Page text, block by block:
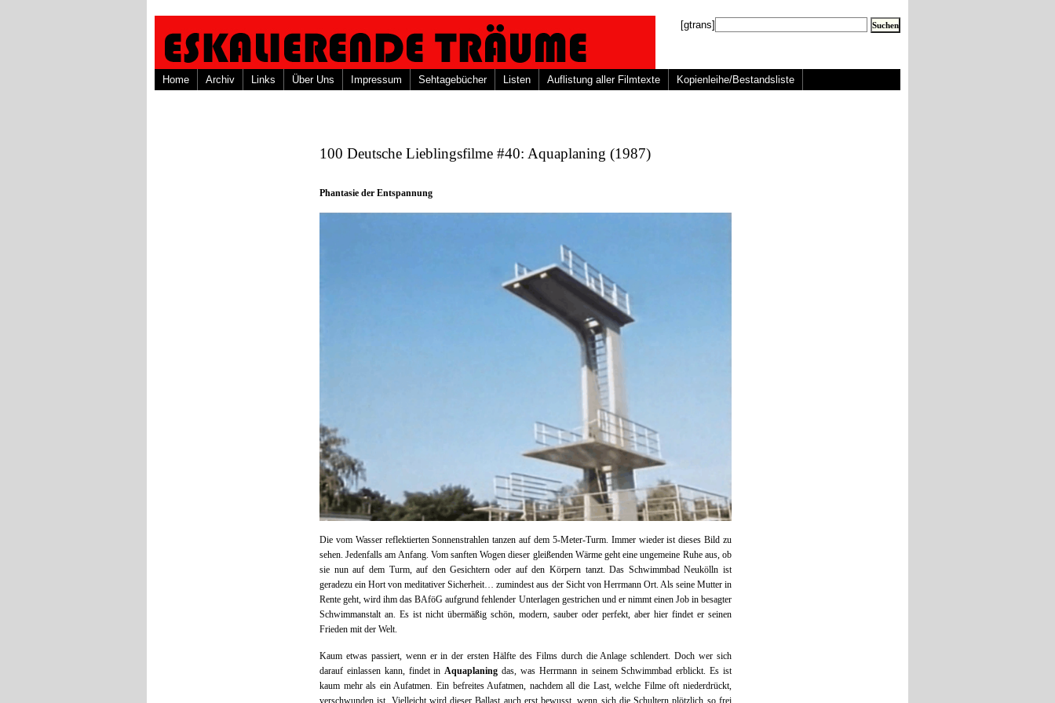
[gtrans]
Home Archiv Links Über Uns Impressum Sehtagebücher Listen Auflistung aller Filmtexte Kopienleihe/Bestandsliste
100 Deutsche Lieblingsfilme #40: Aquaplaning (1987)
Phantasie der Entspannung
Die vom Wasser reflektierten Sonnenstrahlen tanzen auf dem 5-Meter-Turm. Immer wieder ist dieses Bild zu
sehen. Jedenfalls am Anfang. Vom sanften Wogen dieser gleißenden Wärme geht eine ungemeine Ruhe aus, ob
sie nun auf dem Turm, auf den Gesichtern oder auf den Körpern tanzt. Das Schwimmbad Neukölln ist
geradezu ein Hort von meditativer Sicherheit… zumindest aus der Sicht von Herrmann Ort. Als seine Mutter in
Rente geht, wird ihm das BAföG aufgrund fehlender Unterlagen gestrichen und er nimmt einen Job in besagter
Schwimmanstalt an. Es ist nicht übermäßig schön, modern, sauber oder perfekt, aber hier findet er seinen
Frieden mit der Welt.
Kaum etwas passiert, wenn er in der ersten Hälfte des Films durch die Anlage schlendert. Doch wer sich
darauf einlassen kann, findet inAquaplaning das, was Herrmann in seinem Schwimmbad erblickt. Es ist
kaum mehr als ein Aufatmen. Ein befreites Aufatmen, nachdem all die Last, welche Filme oft niederdrückt,
verschwunden ist. Vielleicht wird dieser Ballast auch erst bewusst, wenn sich die Schultern plötzlich so frei